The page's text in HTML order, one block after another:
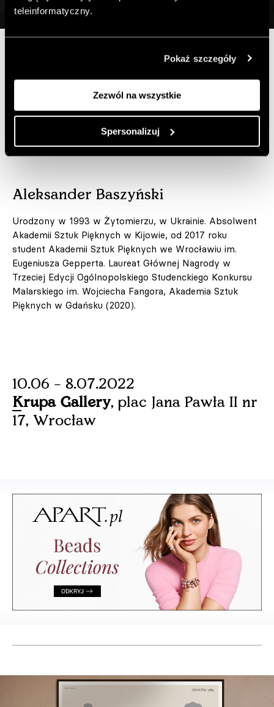
teleinformatyczny.
Pokaż szczegóły
Zezwól na wszystkie
Spersonalizuj
„Będąc świadkiem konfliktów ostatnich lat w Europie
Zachodniej, na własnej skórze doświadczam
rozbieżności i chaosu faktów. Każdy z nas, w sposób
bardziej lub mniej uświadomiony, jest uczestnikiem
wojny informacyjnej. Zadaję sobie pytanie: skąd płynie
ten dźwięk i gdzie dokładnie ma trafić? Jaka jest Polityka
dźwięku?” – mówi Aleksander Baszyński.
Aleksander Baszyński
Urodzony w 1993 w Żytomierzu, w Ukrainie. Absolwent
Akademii Sztuk Pięknych w Kijowie, od 2017 roku
student Akademii Sztuk Pięknych we Wrocławiu im.
Eugeniusza Gepperta. Laureat Głównej Nagrody w
Trzeciej Edycji Ogólnopolskiego Studenckiego Konkursu
Malarskiego im. Wojciecha Fangora, Akademia Sztuk
Pięknych w Gdańsku (2020).
10.06 – 8.07.2022
Krupa Gallery, plac Jana Pawła II nr
17, Wrocław